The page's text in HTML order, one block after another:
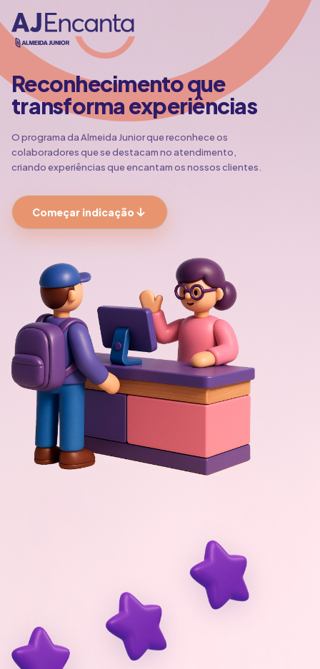
Reconhecimento que
transforma experiências
O programa da Almeida Junior que reconhece os
colaboradores que se destacam no atendimento,
criando experiências que encantam os nossos clientes.
Começar indicação